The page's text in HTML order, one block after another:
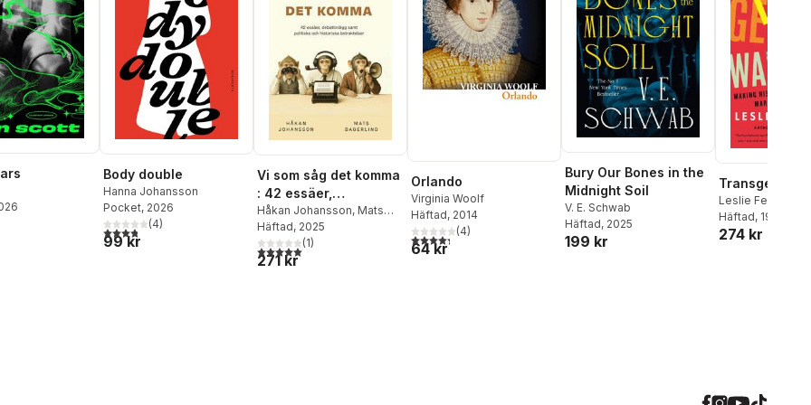
Body double
Hanna Johansson
Pocket, 2026
3,8utav 5 stjärnor. Totalt antal röster:
(4)
99 kr
Vi som såg det komma
: 42 essäer,
debattinlägg samt
politiska och
historiska betraktelser
Håkan Johansson, Mats
Dagerlind
Häftad, 2025
5,0utav 5 stjärnor. Totalt antal röster:
(1)
271 kr
Orlando
Virginia Woolf
Häftad, 2014
4,3utav 5 stjärnor. Totalt antal röster:
(4)
64 kr
Bury Our Bones in the
Midnight Soil
V. E. Schwab
Häftad, 2025
199 kr
Transgender
Leslie Feinberg
Häftad, 1997
274 kr